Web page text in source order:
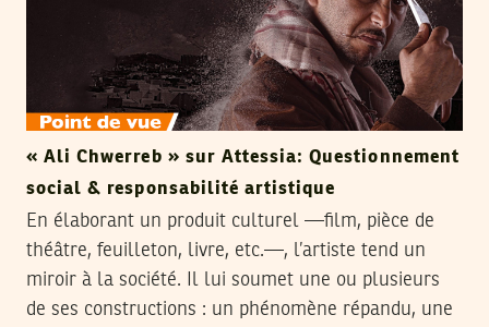
« Ali Chwerreb » sur Attessia: Questionnement
social & responsabilité artistique
En élaborant un produit culturel —film, pièce de
théâtre, feuilleton, livre, etc.—, l’artiste tend un
miroir à la société. Il lui soumet une ou plusieurs
de ses constructions : un phénomène répandu, une